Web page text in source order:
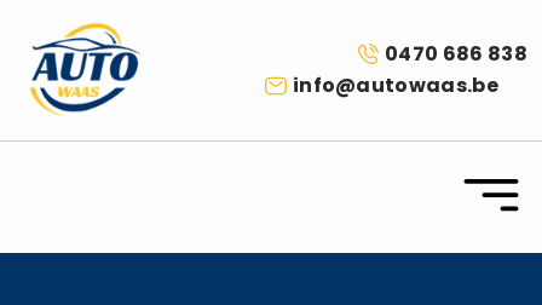
0470 686 838
info@autowaas.be